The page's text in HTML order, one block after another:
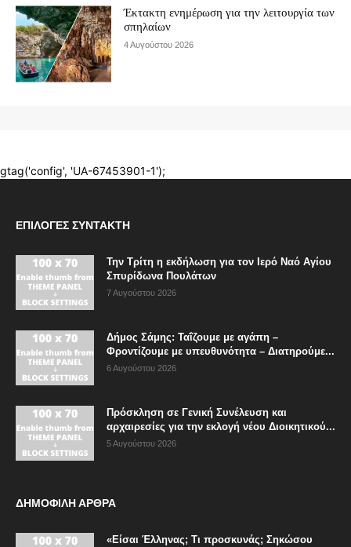
ΕΠΙΛΟΓΈΣ ΣΥΝΤΆΚΤΗ
Την Τρίτη η εκδήλωση για τον Ιερό Ναό Αγίου
Σπυρίδωνα Πουλάτων
7 Αυγούστου 2026
Δήμος Σάμης: Ταΐζουμε με αγάπη –
Φροντίζουμε με υπευθυνότητα – Διατηρούμε...
6 Αυγούστου 2026
Πρόσκληση σε Γενική Συνέλευση και
αρχαιρεσίες για την εκλογή νέου Διοικητικού...
5 Αυγούστου 2026
ΔΗΜΟΦΙΛΗ ΑΡΘΡΑ
«Είσαι Έλληνας; Τι προσκυνάς; Σηκώσου